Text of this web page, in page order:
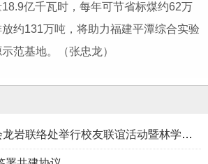
亿千瓦时，每年可节省标煤约62万
约131万吨，将助力福建平潭综合实验
范基地。（张忠龙）
福建农林大学校友会龙岩联络处举行校友联谊活动暨林学、生物医药